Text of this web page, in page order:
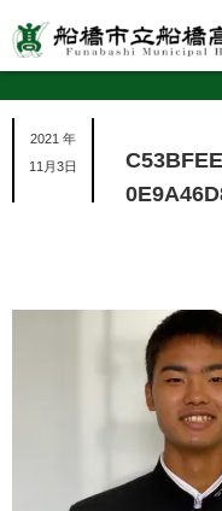
2021 年
11月3日